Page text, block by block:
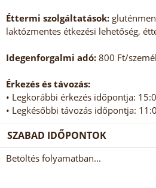
Éttermi szolgáltatások:
laktózmentes étkezési lehetőség,
Idegenforgalmi adó: 800 Ft/
Érkezés és távozás:
• Legkorábbi érkezés időpontja:
• Legkésőbbi távozás időpontja:
SZABAD IDŐPONTOK
Betöltés folyamatban...